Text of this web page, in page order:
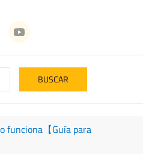
funciona【Guía para